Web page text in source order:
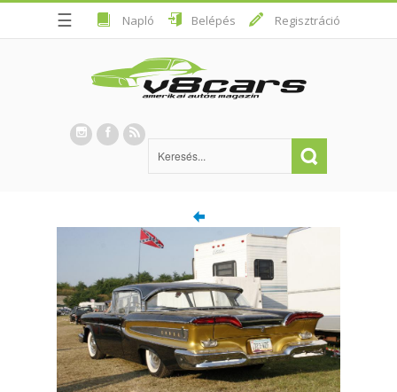
☰ Napló Belépés Regisztráció